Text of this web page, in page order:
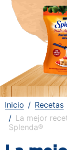
Inicio
Recetas
La mejor
Splenda®